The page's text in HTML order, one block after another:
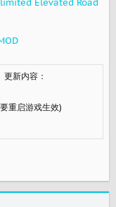
新内容：
重启游戏生效)